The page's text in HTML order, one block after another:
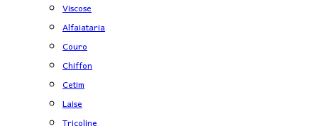
Viscose
Alfaiataria
Couro
Chiffon
Cetim
Laise